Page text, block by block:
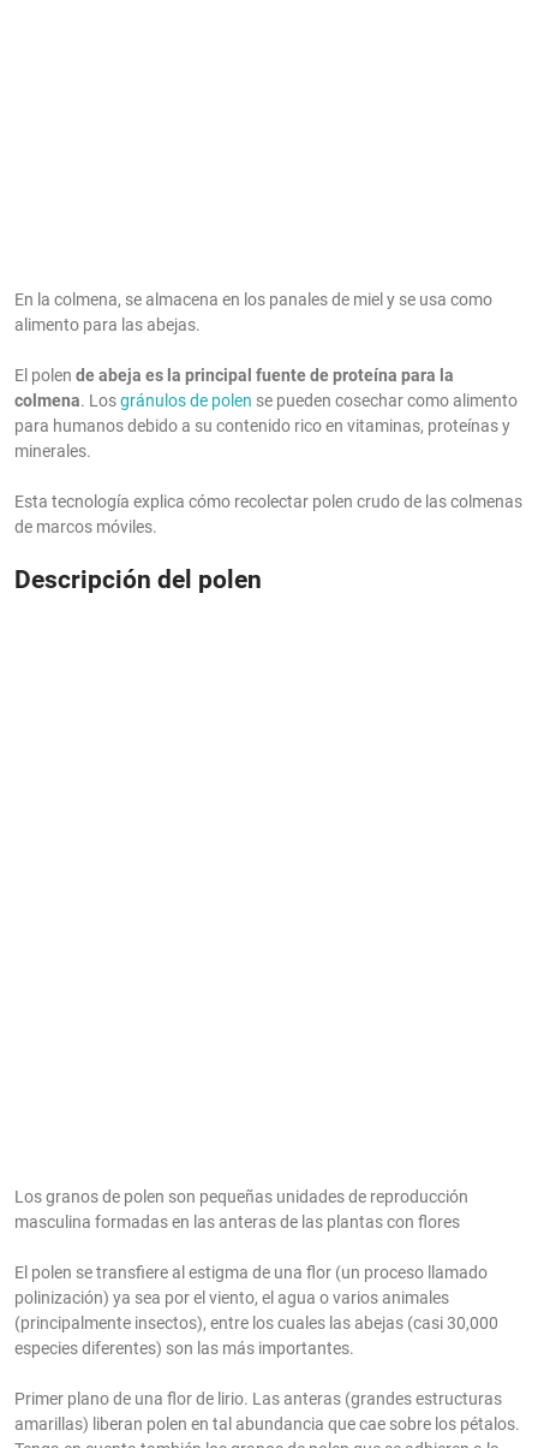
En la colmena, se almacena en los panales de miel y se usa como
alimento para las abejas.
El polen de abeja es la principal fuente de proteína para la
colmena. Losgránulos de polen se pueden cosechar como alimento
para humanos debido a su contenido rico en vitaminas, proteínas y
minerales.
Esta tecnología explica cómo recolectar polen crudo de las colmenas
de marcos móviles.
Descripción del polen
Los granos de polen son pequeñas unidades de reproducción
masculina formadas en las anteras de las plantas con flores
El polen se transfiere al estigma de una flor (un proceso llamado
polinización) ya sea por el viento, el agua o varios animales
(principalmente insectos), entre los cuales las abejas (casi 30,000
especies diferentes) son las más importantes.
Primer plano de una flor de lirio. Las anteras (grandes estructuras
amarillas) liberan polen en tal abundancia que cae sobre los pétalos.